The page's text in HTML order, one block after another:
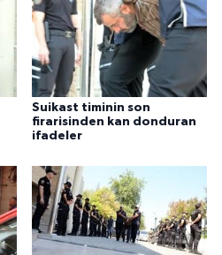
Suikast timinin son
firarisinden kan donduran
ifadeler